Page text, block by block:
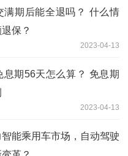
满期后能全退吗？ 什么情
保？
2023-04-13
息期56天怎么算？ 免息期
2023-04-13
能乘用车市场，自动驾驶